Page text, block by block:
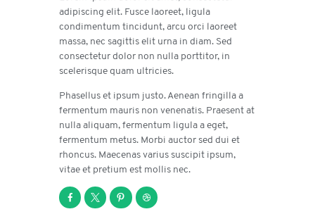
adipiscing elit. Fusce laoreet, ligula
condimentum tincidunt, arcu orci laoreet
massa, nec sagittis elit urna in diam. Sed
consectetur dolor non nulla porttitor, in
scelerisque quam ultricies.
Phasellus et ipsum justo. Aenean fringilla a
fermentum mauris non venenatis. Praesent at
nulla aliquam, fermentum ligula a eget,
fermentum metus. Morbi auctor sed dui et
rhoncus. Maecenas varius suscipit ipsum,
vitae et pretium est mollis nec.